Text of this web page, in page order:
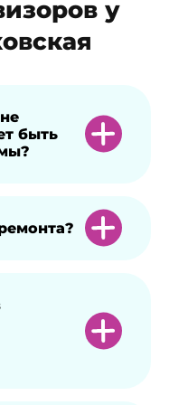
у
быть
не
отсутствует
батарейки)
Кроме
того, что
в